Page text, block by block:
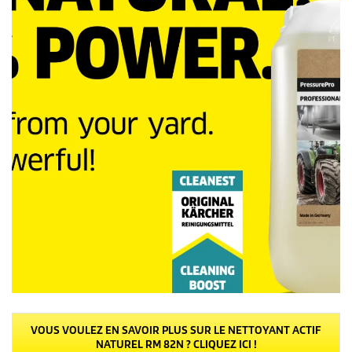
VOUS VOULEZ EN SAVOIR PLUS SUR LE NETTOYANT ACTIF
NATUREL RM 82N ? CLIQUEZ ICI !